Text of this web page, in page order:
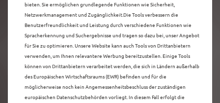
ENTDECKEN SIE ALLE
NEUER C5 AIRCROSS
NEUWAGEN IN
TÜBINGEN
bieten. Sie ermöglichen grundlegende Funktionen wie Sicherheit,
Netzwerkmanagement und Zugänglichkeit.Die Tools verbessern die
Benutzerfreundlichkeit und Leistung durch verschiedene Funktionen wie
Spracherkennung und Suchergebnisse und tragen so dazu bei, unser Angebot
für Sie zu optimieren. Unsere Website kann auch Tools von Drittanbietern
verwenden, um Ihnen relevantere Werbung bereitzustellen. Einige Tools
können von Drittanbietern verarbeitet werden, die sich in Ländern außerhalb
des Europäischen Wirtschaftsraums (EWR) befinden und für die
möglicherweise noch kein Angemessenheitsbeschluss der zuständigen
europäischen Datenschutzbehörden vorliegt. In diesem Fall erfolgt die